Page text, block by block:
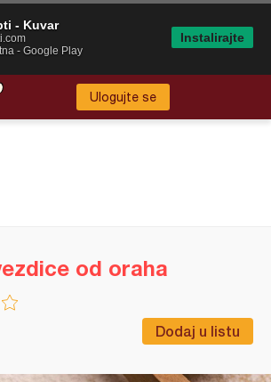
Ulogujte se
Dodaj u listu
od oraha
- Kuvar
- Google Play
Instalirajte